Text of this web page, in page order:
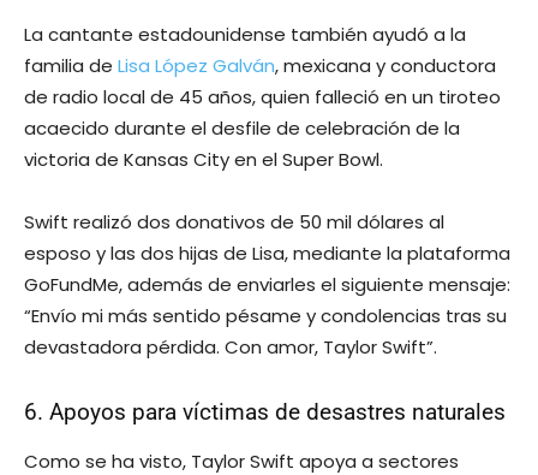
La cantante estadounidense también ayudó a la
familia de Lisa López Galván, mexicana y conductora
de radio local de 45 años, quien falleció en un tiroteo
acaecido durante el desfile de celebración de la
victoria de Kansas City en el Super Bowl.
Swift realizó dos donativos de 50 mil dólares al
esposo y las dos hijas de Lisa, mediante la plataforma
GoFundMe, además de enviarles el siguiente mensaje:
“Envío mi más sentido pésame y condolencias tras su
devastadora pérdida. Con amor, Taylor Swift”.
6. Apoyos para víctimas de desastres naturales
Como se ha visto, Taylor Swift apoya a sectores